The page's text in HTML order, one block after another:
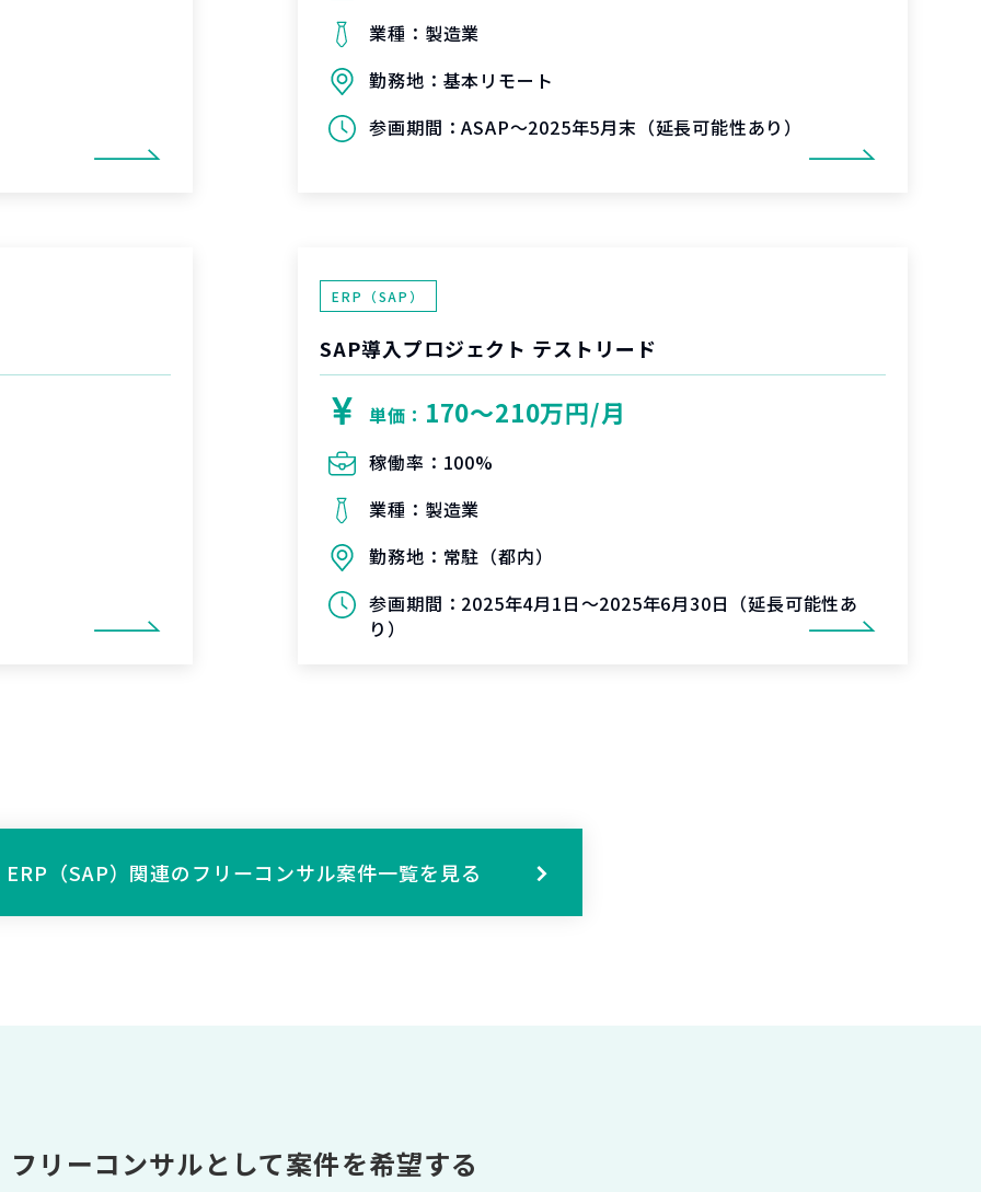
業種： 製造業
勤務地： 基本リモート
参画期間：ASAP～2025年5月末（延長可能性あり）
ERP（SAP）
SAP導入プロジェクト テストリード
単価： 170〜210万円/月
稼働率： 100%
業種： 製造業
勤務地： 常駐（都内）
参画期間： 2025年4月1日～2025年6月30日（延長可能性あ
り）
ERP（SAP）関連のフリーコンサル案件一覧を見る
フリーコンサルとして案件を希望する